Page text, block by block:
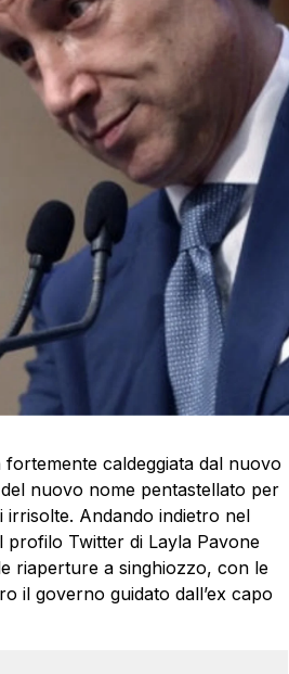
caldeggiata dal nuovo
nuovo nome pentastellato per
Andando indietro nel
Twitter di Layla Pavone
riaperture a singhiozzo, con le
il governo guidato dall’ex capo